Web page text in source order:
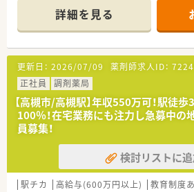
処方箋を応需する地域密着型の薬局
■社長様は男性で、いつも店舗をまわ
へのご理解もあり社員の方をとても
■風通しの良い雰囲気の為、長くお勤
に高いです☆
■調剤機器も安全・効率化のために積
剤監査システムは全店導入済みです
■幅広い年代の方がご活躍中！様々な
れている方も多いため状況に合わせて
■産休育休の取得はもちろん、育休か
の後は時短制度を利用してご勤務を継
■有給休暇も100％取得して頂ける
■施設在宅業務は全店舗で行っており
ので、携わりたい方にもオススメです！
詳細を見る
更新日： 2026/07/09 薬剤師求人ID：
正社員
調剤薬局
【高槻市/高槻駅】年収550万可！駅徒
100％！在宅業務にも注力し急募中の
員募集！
検討リストに
駅チカ 高給与(600万円以上) 教育制度